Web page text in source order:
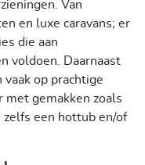
Van
en luxe caravans; er
die aan
voldoen. Daarnaast
vaak op prachtige
met gemakken zoals
zelfs een hottub en/of